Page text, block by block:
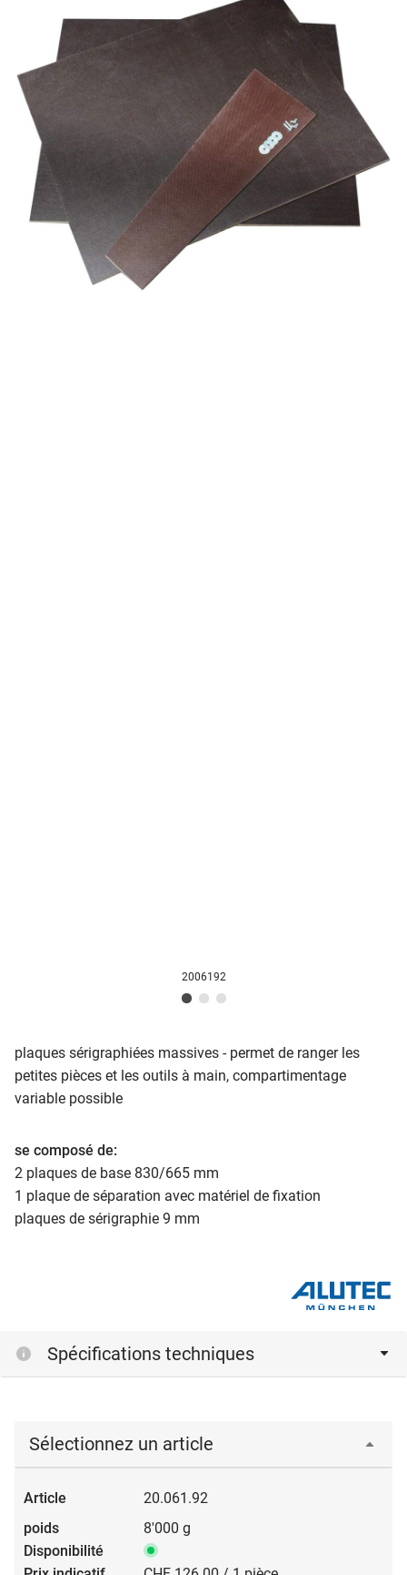
2006192
plaques sérigraphiées massives - permet de ranger les
petites pièces et les outils à main, compartimentage
variable possible
se composé de:
2 plaques de base 830/665 mm
1 plaque de séparation avec matériel de fixation
plaques de sérigraphie 9 mm
Spécifications techniques
Sélectionnez un article
20.061.92
8'000 g